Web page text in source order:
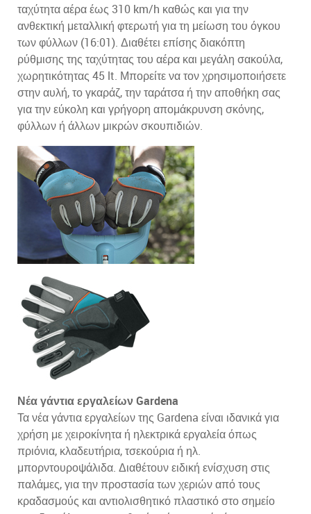
ταχύτητα αέρα έως 310 km/h καθώς και για την
ανθεκτική μεταλλική φτερωτή για τη μείωση του όγκου
των φύλλων (16:01). Διαθέτει επίσης διακόπτη
ρύθμισης της ταχύτητας του αέρα και μεγάλη σακούλα,
χωρητικότητας 45 lt. Μπορείτε να τον χρησιμοποιήσετε
στην αυλή, το γκαράζ, την ταράτσα ή την αποθήκη σας
για την εύκολη και γρήγορη απομάκρυνση σκόνης,
φύλλων ή άλλων μικρών σκουπιδιών.
Νέα γάντια εργαλείων Gardena
Τα νέα γάντια εργαλείων της Gardena είναι ιδανικά για
χρήση με χειροκίνητα ή ηλεκτρικά εργαλεία όπως
πριόνια, κλαδευτήρια, τσεκούρια ή ηλ.
μπορντουροψάλιδα. Διαθέτουν ειδική ενίσχυση στις
παλάμες, για την προστασία των χεριών από τους
κραδασμούς και αντιολισθητικό πλαστικό στο σημείο